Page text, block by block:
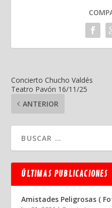
Concierto Chucho Valdés
Teatro Pavón 16/11/25
ANTERIOR
ÚLTIMAS PUBLICACIONES
Amistades Peligrosas (